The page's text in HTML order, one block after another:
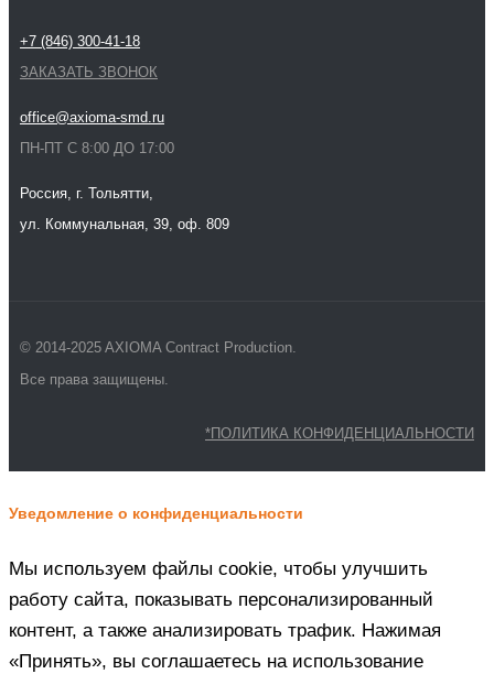
+7 (846) 300-41-18
ЗАКАЗАТЬ ЗВОНОК
office@axioma-smd.ru
ПН-ПТ С 8:00 ДО 17:00
Россия, г. Тольятти,
ул. Коммунальная, 39, оф. 809
© 2014-2025 AXIOMA Contract Production.
Все права защищены.
*ПОЛИТИКА КОНФИДЕНЦИАЛЬНОСТИ
Уведомление о конфиденциальности
Мы используем файлы cookie, чтобы улучшить
работу сайта, показывать персонализированный
контент, а также анализировать трафик. Нажимая
«Принять», вы соглашаетесь на использование